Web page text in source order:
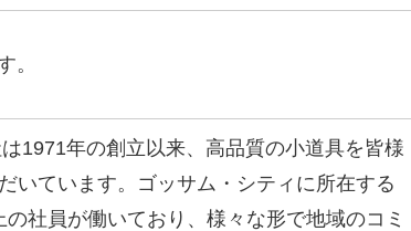
。
1971年の創立以来、高品質の小道具を皆様
いています。ゴッサム・シティに所在する
社員が働いており、様々な形で地域のコミ